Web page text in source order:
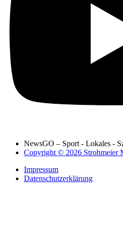
NewsGO – Sport - Lokales -
Copyright © 2026 Strohmeier
Impressum
Datenschutzerklärung